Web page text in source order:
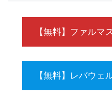
【無料】ファルマ
【無料】レバウェ